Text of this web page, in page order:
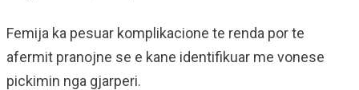
Femija ka pesuar komplikacione te renda por te
afermit pranojne se e kane identifikuar me vonese
pickimin nga gjarperi.